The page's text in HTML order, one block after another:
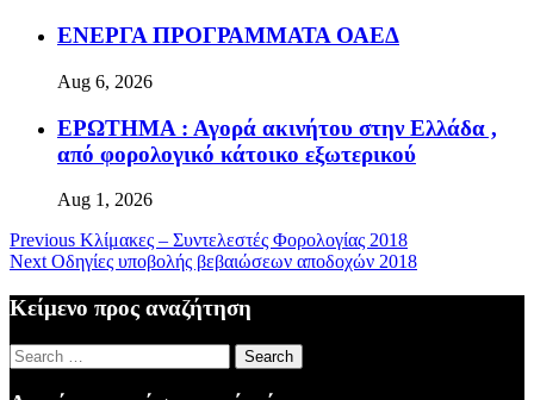
ΕΝΕΡΓΑ ΠΡΟΓΡΑΜΜΑΤΑ ΟΑΕΔ
Aug 6, 2026
ΕΡΩΤΗΜΑ : Αγορά ακινήτου στην Ελλάδα ,
από φορολογικό κάτοικο εξωτερικού
Aug 1, 2026
Previous Κλίμακες – Συντελεστές Φορολογίας 2018
Next Οδηγίες υποβολής βεβαιώσεων αποδοχών 2018
Κείμενο προς αναζήτηση
Search
for: